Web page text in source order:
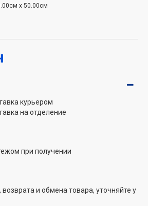
процессом приготовления, но не
следить за своим
размещения тяжелых блюд и
выдерживает нагрузку до
Поэтому вы можете
блюдо на открытую дверцу, чтобы
x 50.00см
курьером
на отделение
при получении
возврата и обмена товара, уточняйте у